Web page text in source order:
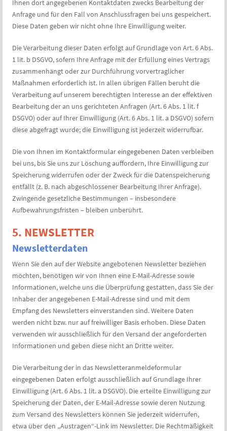
Ihnen dort angegebenen Kontaktdaten zwecks Bearbeitung der
Anfrage und für den Fall von Anschlussfragen bei uns gespeichert.
Diese Daten geben wir nicht ohne Ihre Einwilligung weiter.
Die Verarbeitung dieser Daten erfolgt auf Grundlage von Art. 6 Abs.
1 lit. b DSGVO, sofern Ihre Anfrage mit der Erfüllung eines Vertrags
zusammenhängt oder zur Durchführung vorvertraglicher
Maßnahmen erforderlich ist. In allen übrigen Fällen beruht die
Verarbeitung auf unserem berechtigten Interesse an der effektiven
Bearbeitung der an uns gerichteten Anfragen (Art. 6 Abs. 1 lit. f
DSGVO) oder auf Ihrer Einwilligung (Art. 6 Abs. 1 lit. a DSGVO) sofern
diese abgefragt wurde; die Einwilligung ist jederzeit widerrufbar.
Die von Ihnen im Kontaktformular eingegebenen Daten verbleiben
bei uns, bis Sie uns zur Löschung auffordern, Ihre Einwilligung zur
Speicherung widerrufen oder der Zweck für die Datenspeicherung
entfällt (z. B. nach abgeschlossener Bearbeitung Ihrer Anfrage).
Zwingende gesetzliche Bestimmungen – insbesondere
Aufbewahrungsfristen – bleiben unberührt.
5. NEWSLETTER
Newsletter­daten
Wenn Sie den auf der Website angebotenen Newsletter beziehen
möchten, benötigen wir von Ihnen eine E-Mail-Adresse sowie
Informationen, welche uns die Überprüfung gestatten, dass Sie der
Inhaber der angegebenen E-Mail-Adresse sind und mit dem
Empfang des Newsletters einverstanden sind. Weitere Daten
werden nicht bzw. nur auf freiwilliger Basis erhoben. Diese Daten
verwenden wir ausschließlich für den Versand der angeforderten
Informationen und geben diese nicht an Dritte weiter.
Die Verarbeitung der in das Newsletteranmeldeformular
eingegebenen Daten erfolgt ausschließlich auf Grundlage Ihrer
Einwilligung (Art. 6 Abs. 1 lit. a DSGVO). Die erteilte Einwilligung zur
Speicherung der Daten, der E-Mail-Adresse sowie deren Nutzung
zum Versand des Newsletters können Sie jederzeit widerrufen,
etwa über den „Austragen“-Link im Newsletter. Die Rechtmäßigkeit